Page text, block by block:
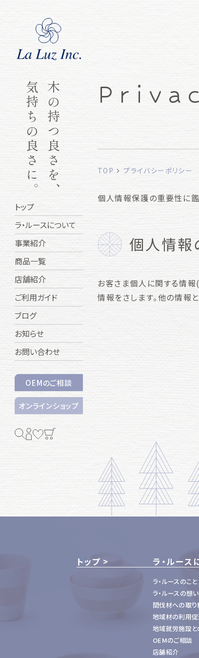
木の持つ良さを、
気持ちの良さに。
トップ
ラ・ルースについて
事業紹介
商品一覧
店舗紹介
ご利用ガイド
ブログ
お知らせ
お問い合わせ
OEMのご相談
オンラインショップ
TOP プライバシーポリシー
個人情報保護の重要性に鑑
個人情報
お客さま個人に関する情報
情報をさします。他の情報
トップ ラ・ルース
ラ・ルースのこと
ラ・ルースの想い
間伐材への取り
地域材の利用
地域就労施設と
OEMのご相談
店舗紹介